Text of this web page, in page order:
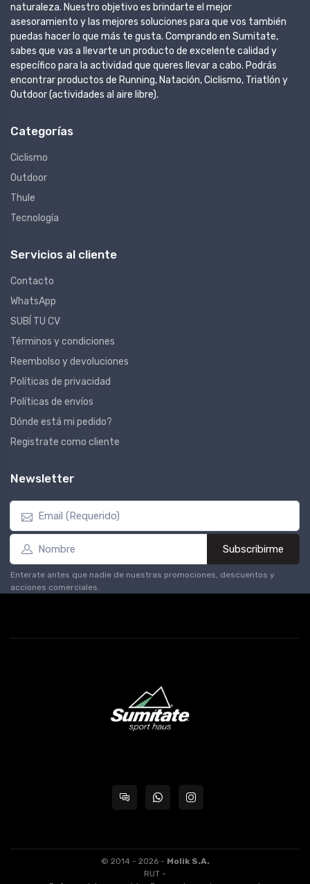
naturaleza. Nuestro objetivo es brindarte el mejor
asesoramiento y las mejores soluciones para que vos también
puedas hacer lo que más te gusta. Comprando en Sumitate,
sabes que vas a llevarte un producto de excelente calidad y
específico para la actividad que queres llevar a cabo. Podrás
encontrar productos de Running, Natación, Ciclismo, Triatlón y
Outdoor (actividades al aire libre).
Categorías
Ciclismo
Outdoor
Thule
Tecnología
Servicios al cliente
Contacto
WhatsApp
SUBÍ TU CV
Términos y condiciones
Reembolso y devoluciones
Políticas de privacidad
Políticas de envíos
Dónde está mi pedido?
Registrate como cliente
Newsletter
Subscribirme
Enterate antes que nadie de nuestras promociones, descuentos y
acciones comerciales.
© 2014 - 2026 - Molik S.A.
RUT -